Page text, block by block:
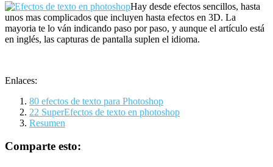
Hay desde efectos sencillos, hasta
unos mas complicados que incluyen hasta efectos en 3D. La
mayoria te lo ván indicando paso por paso, y aunque el artículo está
en inglés, las capturas de pantalla suplen el idioma.
Enlaces:
80 efectos de texto para Photoshop
22 SuperEfectos de texto en photoshop
Resumen
Comparte esto: